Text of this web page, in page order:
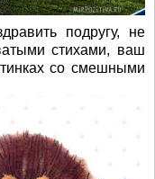
подругу, не
стихами, ваш
со смешными